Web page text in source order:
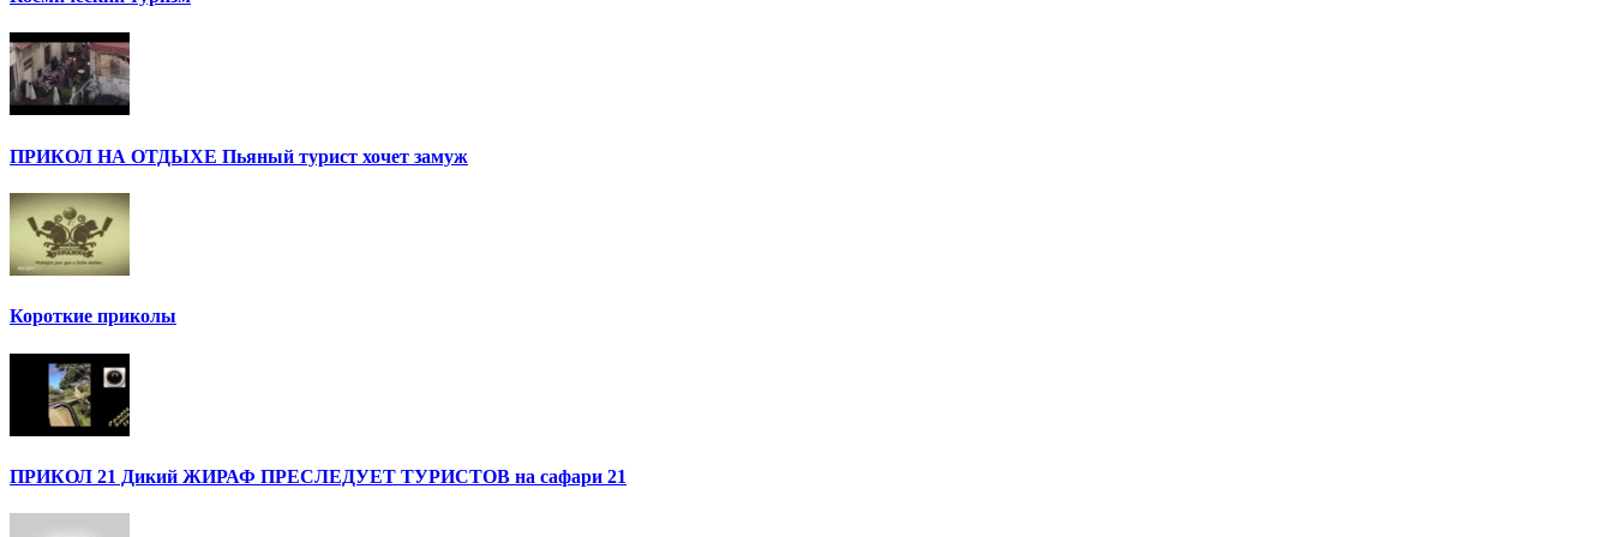
ПРИКОЛ НА ОТДЫХЕ Пьяный турист хочет замуж
Короткие приколы
ПРИКОЛ 21 Дикий ЖИРАФ ПРЕСЛЕДУЕТ ТУРИСТОВ на сафари 21